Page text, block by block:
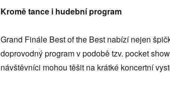
Kromě tance i hudební program
Grand Finále Best of the Best nabízí nejen
doprovodný program v podobě tzv. pocket
návštěvníci mohou těšit na krátké koncertní